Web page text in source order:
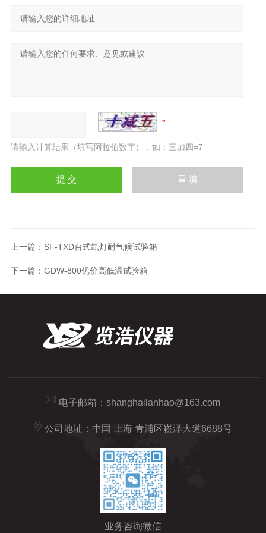
请输入计算结果（填写阿拉伯数字），如：三加四=7
上一篇： SF-TXD台式氙灯耐气候试验箱
下一篇： GDW-800优价高低温试验箱
电子邮箱： shanghailanhao@163.com
公司地址：中国 上海 青浦区崧泽大道6688号
业务咨询微信